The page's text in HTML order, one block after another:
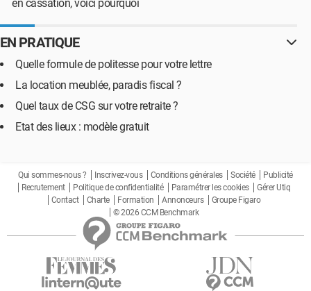
en cassation, voici pourquoi
EN PRATIQUE
Quelle formule de politesse pour votre lettre
La location meublée, paradis fiscal ?
Quel taux de CSG sur votre retraite ?
Etat des lieux : modèle gratuit
Qui sommes-nous ? Inscrivez-vous Conditions générales Société
Publicité
Recrutement
Politique de confidentialité Paramétrer les cookies
Gérer Utiq
Contact
Charte Formation Annonceurs
Groupe Figaro
© 2026 CCM Benchmark